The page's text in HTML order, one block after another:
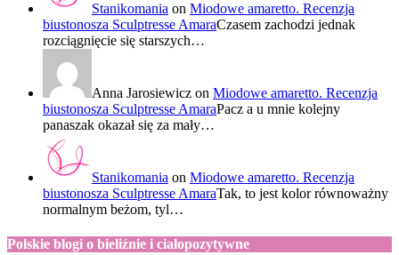
Stanikomania on Miodowe amaretto. Recenzja
biustonosza Sculptresse AmaraCzasem zachodzi jednak
rozciągnięcie się starszych…
Anna Jarosiewicz on Miodowe amaretto. Recenzja
biustonosza Sculptresse AmaraPacz a u mnie kolejny
panaszak okazał się za mały…
Stanikomania on Miodowe amaretto. Recenzja
biustonosza Sculptresse AmaraTak, to jest kolor równoważny
normalnym beżom, tyl…
Polskie blogi o bieliźnie i ciałopozytywne